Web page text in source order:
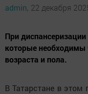
admin, 22 декабря
При
которые необходимы
возраста и пола.
В Татарстане в этом